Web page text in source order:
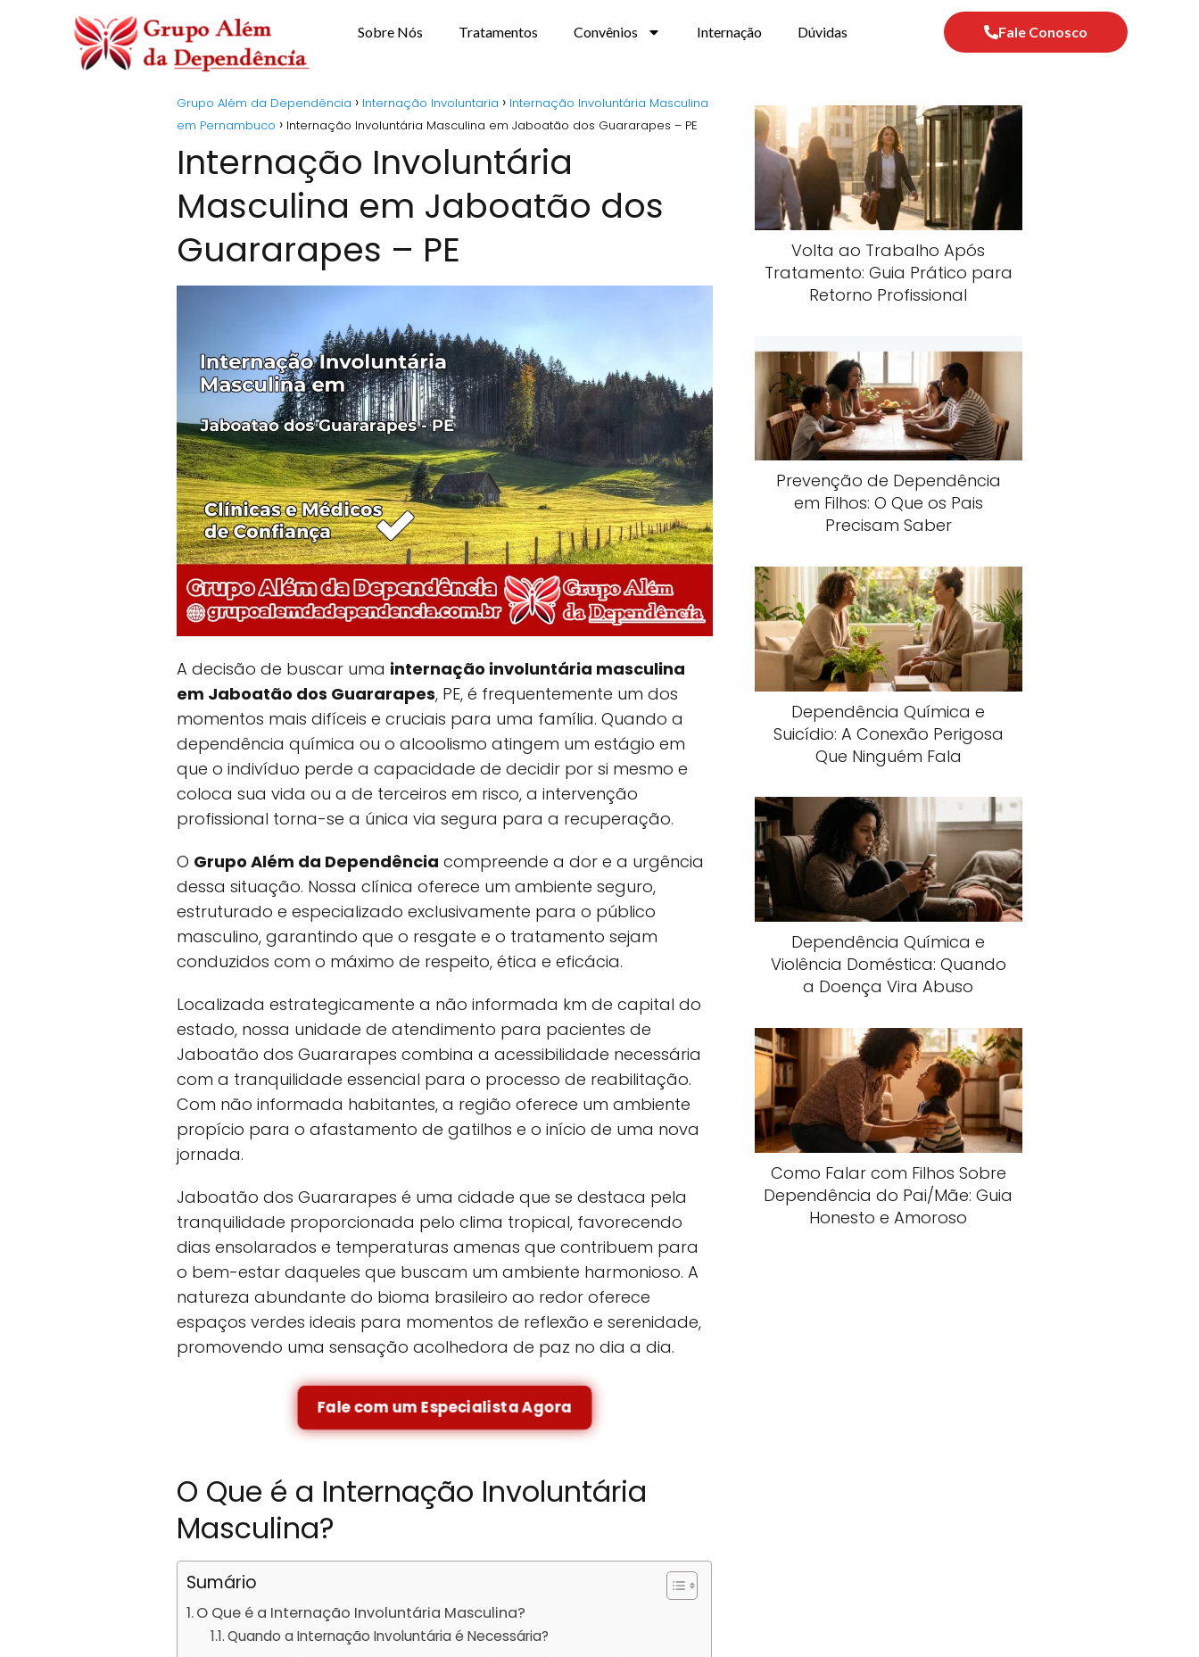
Sobre Nós Tratamentos Convênios Internação Dúvidas Fale Conosco
Grupo Além da Dependência Internação Involuntaria
Internação Involuntária Masculina
em Pernambuco
Internação Involuntária Masculina em Jaboatão dos Guararapes – PE
Internação Involuntária
Masculina em Jaboatão dos
Guararapes – PE
A decisão de buscar uma internação involuntária masculina
em Jaboatão dos Guararapes, PE, é frequentemente um dos
momentos mais difíceis e cruciais para uma família. Quando a
dependência química ou o alcoolismo atingem um estágio em
que o indivíduo perde a capacidade de decidir por si mesmo e
coloca sua vida ou a de terceiros em risco, a intervenção
profissional torna-se a única via segura para a recuperação.
O Grupo Além da Dependência compreende a dor e a urgência
dessa situação. Nossa clínica oferece um ambiente seguro,
estruturado e especializado exclusivamente para o público
masculino, garantindo que o resgate e o tratamento sejam
conduzidos com o máximo de respeito, ética e eficácia.
Localizada estrategicamente a não informada km de capital do
estado, nossa unidade de atendimento para pacientes de
Jaboatão dos Guararapes combina a acessibilidade necessária
com a tranquilidade essencial para o processo de reabilitação.
Com não informada habitantes, a região oferece um ambiente
propício para o afastamento de gatilhos e o início de uma nova
jornada.
Jaboatão dos Guararapes é uma cidade que se destaca pela
tranquilidade proporcionada pelo clima tropical, favorecendo
dias ensolarados e temperaturas amenas que contribuem para
o bem-estar daqueles que buscam um ambiente harmonioso. A
natureza abundante do bioma brasileiro ao redor oferece
espaços verdes ideais para momentos de reflexão e serenidade,
promovendo uma sensação acolhedora de paz no dia a dia.
Fale com um Especialista Agora
O Que é a Internação Involuntária
Masculina?
Sumário
O Que é a Internação Involuntária Masculina?
Quando a Internação Involuntária é Necessária?
Volta ao Trabalho Após
Tratamento: Guia Prático para
Retorno Profissional
Prevenção de Dependência
em Filhos: O Que os Pais
Precisam Saber
Dependência Química e
Suicídio: A Conexão Perigosa
Que Ninguém Fala
Dependência Química e
Violência Doméstica: Quando
a Doença Vira Abuso
Como Falar com Filhos Sobre
Dependência do Pai/Mãe: Guia
Honesto e Amoroso